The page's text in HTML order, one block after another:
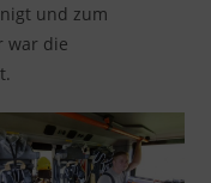
und zum
war die